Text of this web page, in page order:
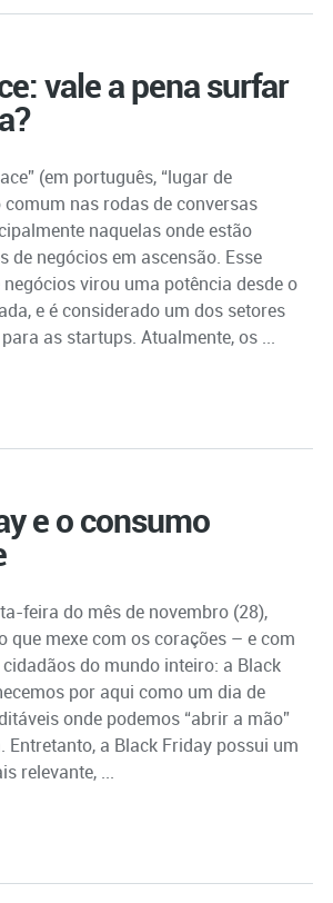
vale a pena surfar
(em português, “lugar de
comum nas rodas de conversas
naquelas onde estão
de negócios em ascensão. Esse
virou uma potência desde o
e é considerado um dos setores
as startups. Atualmente, os ...
e o consumo
feira do mês de novembro (28),
que mexe com os corações – e com
do mundo inteiro: a Black
por aqui como um dia de
onde podemos “abrir a mão”
Entretanto, a Black Friday possui um
relevante, ...